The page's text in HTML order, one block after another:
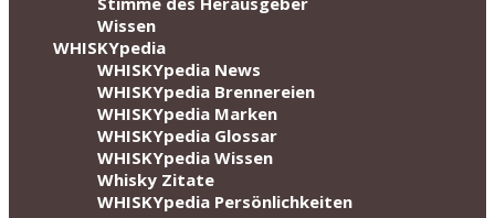
Wissen
WHISKYpedia
WHISKYpedia News
WHISKYpedia Brennereien
WHISKYpedia Marken
WHISKYpedia Glossar
WHISKYpedia Wissen
Whisky Zitate
WHISKYpedia Persönlichkeiten